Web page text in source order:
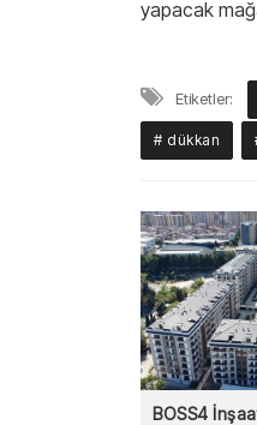
yapacak
Etiketler:
# dükkan
BOSS4